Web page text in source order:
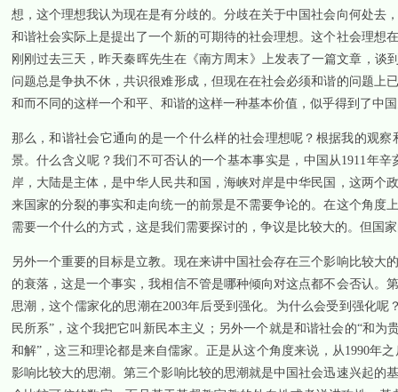
想，这个理想我认为现在是有分歧的。分歧在关于中国社会向何处去
和谐社会实际上是提出了一个新的可期待的社会理想。这个社会理想
刚刚过去三天，昨天秦晖先生在《南方周末》上发表了一篇文章，谈
问题总是争执不休，共识很难形成，但现在在社会必须和谐的问题
和而不同的这样一个和平、和谐的这样一种基本价值，似乎得到了中
那么，和谐社会它通向的是一个什么样的社会理想呢？根据我的观
景。什么含义呢？我们不可否认的一个基本事实是，中国从1911年辛
岸，大陆是主体，是中华人民共和国，海峡对岸是中华民国，这两
来国家的分裂的事实和走向统一的前景是不需要争论的。在这个角度
需要一个什么的方式，这是我们需要探讨的，争议是比较大的。但国
另外一个重要的目标是立教。现在来讲中国社会存在三个影响比较
的衰落，这是一个事实，我相信不管是哪种倾向对这点都不会否认
思潮，这个儒家化的思潮在2003年后受到强化。为什么会受到强化呢
民所系”，这个我把它叫新民本主义；另外一个就是和谐社会的“和为
和解”，这三和理论都是来自儒家。正是从这个角度来说，从1990年之
影响比较大的思潮。第三个影响比较的思潮就是中国社会迅速兴起的